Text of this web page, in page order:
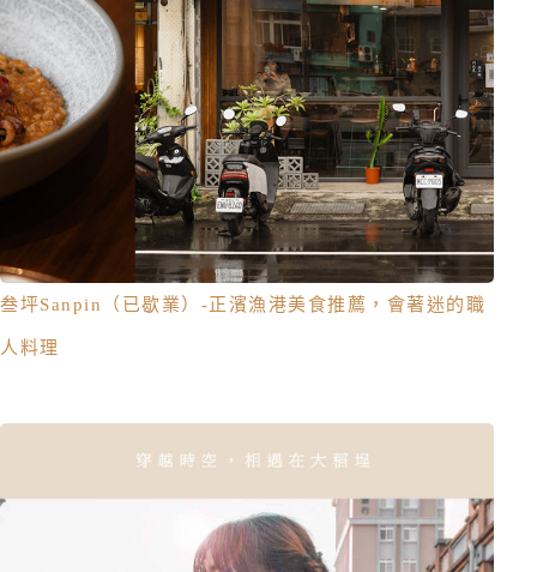
叁坪Sanpin（已歇業）-正濱漁港美食推薦，會著迷的職
人料理